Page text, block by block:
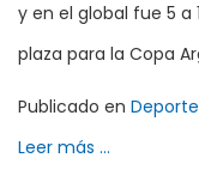
y en el global fue 5
plaza para la Copa
Publicado en
Leer más ...